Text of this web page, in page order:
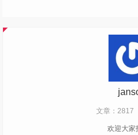
文章：2817
欢迎大家